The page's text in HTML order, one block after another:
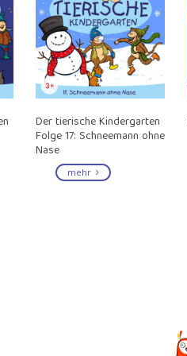
Der tierische Kindergarten
Folge 17: Schneemann ohne
Nase
mehr